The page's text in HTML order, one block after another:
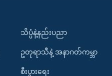
သိပ္ပံနဲ့နည်းပညာ
ဥတုရာသီနဲ့ အနာဂတ်ကမ္ဘာ
စီးပွားရေး